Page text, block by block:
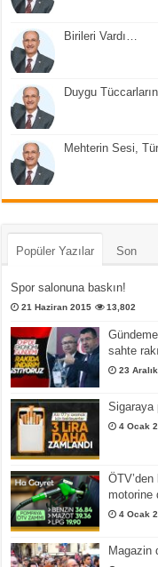
Birileri Vardı…
Duygu
Mehterin Sesi,
Popüler Yazılar Son
Spor salonuna baskın!
21 Haziran 2015 13,802
sahte
23
Sigaraya
4 Ocak
motorine
4 Ocak
Magazin